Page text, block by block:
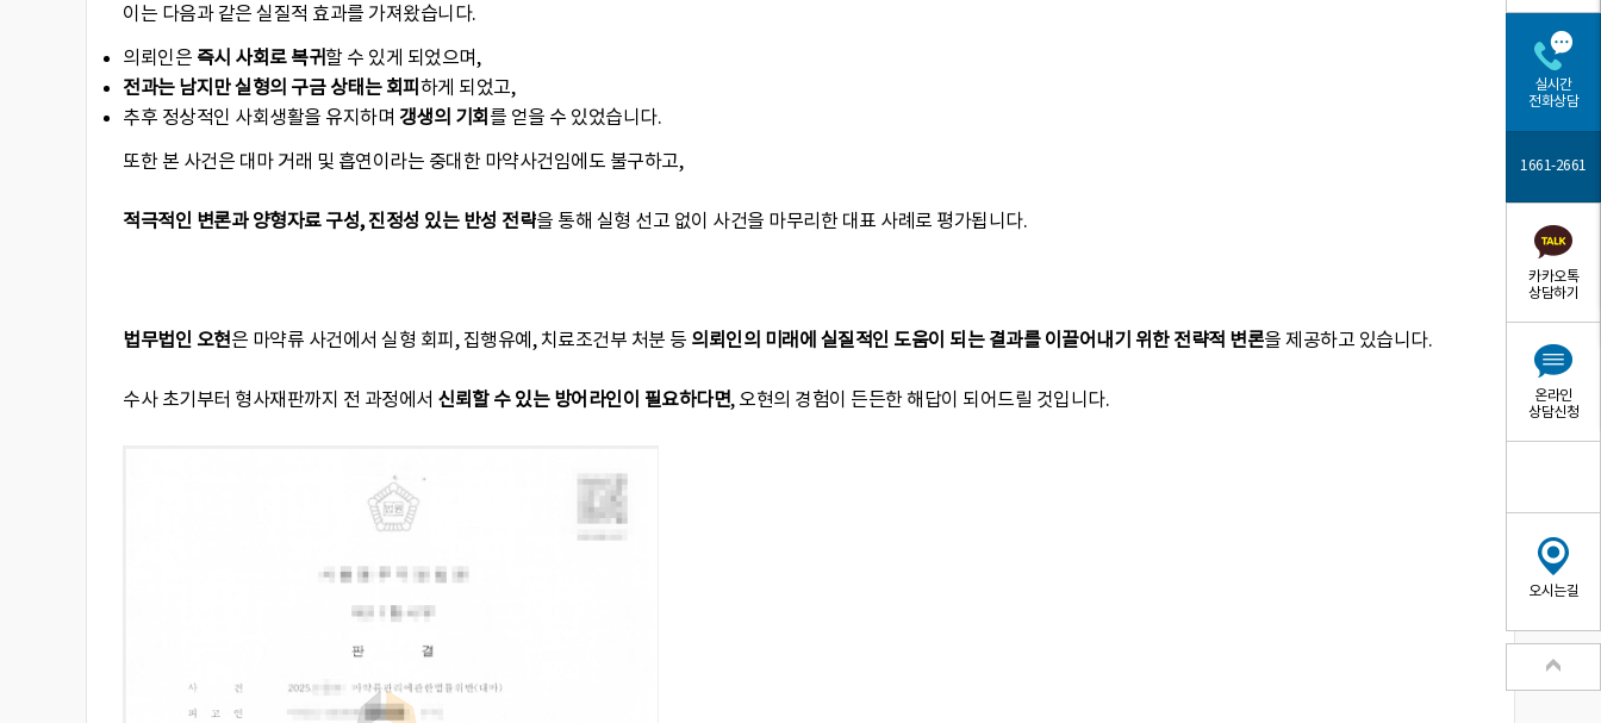
이는 다음과 같은 실질적 효과를 가져왔습니다.
의뢰인은 즉시 사회로 복귀할 수 있게 되었으며,
전과는 남지만 실형의 구금 상태는 회피 하게 되었고,
추후 정상적인 사회생활을 유지하며 갱생의 기회 를 얻을 수 있었습니다.
또한 본 사건은 대마 거래 및 흡연이라는 중대한 마약사건임에도 불구하고,
적극적인 변론과 양형자료 구성, 진정성 있는 반성 전략을 통해 실형 선고 없이 사건을 마무리한 대표 사례로 평가됩니다.
법무법인 오현은 마약류 사건에서 실형 회피, 집행유예, 치료조건부 처분 등 의뢰인의 미래에 실질적인 도움이 되는 결과를 이끌어내기 위한 전략적 변론을 제공하고 있습니다.
수사 초기부터 형사재판까지 전 과정에서 신뢰할 수 있는 방어라인이 필요하다면, 오현의 경험이 든든한 해답이 되어드릴 것입니다.
실시간
전화상담
1661-2661
카카오톡
상담하기
온라인
상담신청
오시는길